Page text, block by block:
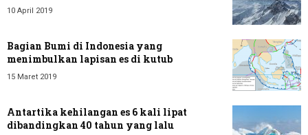
10 April 2019
Bagian Bumi di Indonesia yang
menimbulkan lapisan es di kutub
15 Maret 2019
Antartika kehilangan es 6 kali lipat
dibandingkan 40 tahun yang lalu